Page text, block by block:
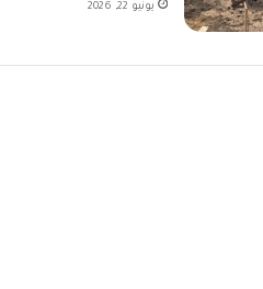
يونيو 22, 2026